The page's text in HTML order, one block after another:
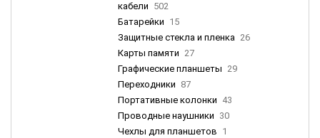
кабели 502
Батарейки 15
Защитные стекла и пленка 26
Карты памяти 27
Графические планшеты 29
Переходники 87
Портативные колонки 43
Проводные наушники 30
Чехлы для планшетов 1